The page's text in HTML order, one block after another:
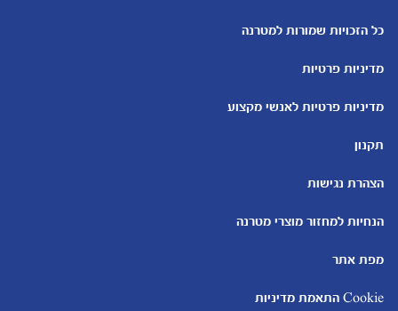
מחשבון ביוץ
מחשבון שמות
מחשבון צבע עיניים
כל הזכויות שמורות למטרנה
מדיניות פרטיות
מדיניות פרטיות לאנשי מקצוע
תקנון
הצהרת נגישות
הנחיות למחזור מוצרי מטרנה
מפת אתר
Cookie התאמת מדיניות